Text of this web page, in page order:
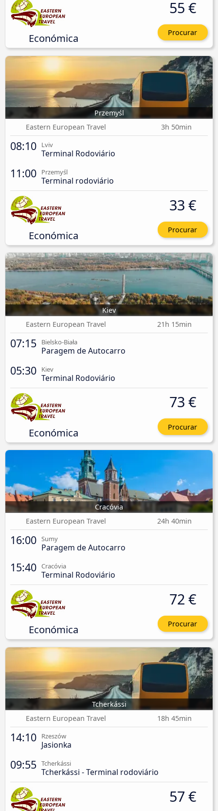
Económica
55 €
Procurar
Przemyśl
Eastern European Travel
3h 50min
08:10 Lviv
Terminal Rodoviário
11:00 Przemyśl
Terminal rodoviário
Económica
33 €
Procurar
Kiev
Eastern European Travel
21h 15min
07:15 Bielsko-Biała
Paragem de Autocarro
05:30 Kiev
Terminal Rodoviário
Económica
73 €
Procurar
Cracóvia
Eastern European Travel
24h 40min
16:00 Sumy
Paragem de Autocarro
15:40 Cracóvia
Terminal Rodoviário
Económica
72 €
Procurar
Tcherkássi
Eastern European Travel
18h 45min
14:10 Rzeszów
Jasionka
09:55 Tcherkássi
Tcherkássi - Terminal rodoviário
57 €